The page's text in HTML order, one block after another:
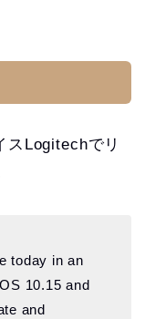
スLogitechでリ
today in an
10.15 and
and